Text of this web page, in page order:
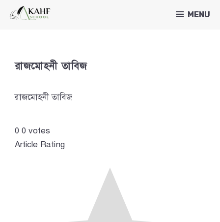
MENU
রাজমোহনী তাবিজ
রাজমোহনী তাবিজ
0 0 votes
Article Rating